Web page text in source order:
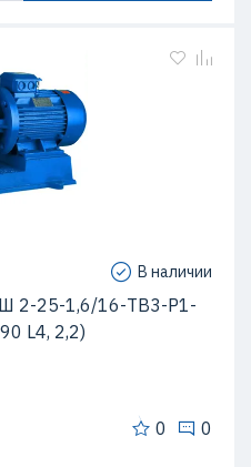
В наличии
2-25-1,6/16-ТВ3-Р1-
L4, 2,2)
0 0